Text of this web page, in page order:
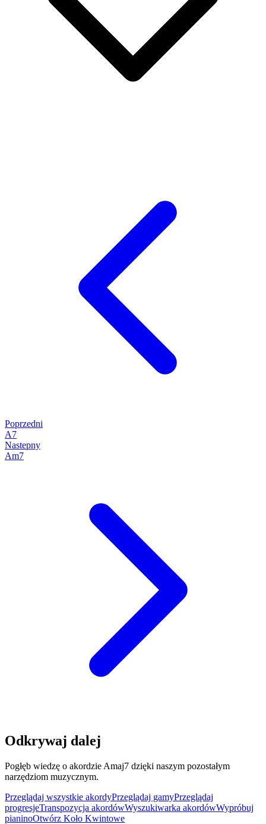
Poprzedni
A7
Nastepny
Am7
Odkrywaj dalej
Pogłęb wiedzę o akordzie Amaj7 dzięki naszym pozostałym
narzędziom muzycznym.
Przeglądaj wszystkie akordyPrzeglądaj gamyPrzeglądaj
progresjeTranspozycja akordówWyszukiwarka akordówWypróbuj
pianinoOtwórz Koło Kwintowe